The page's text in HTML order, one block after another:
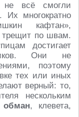
не всё смогли
Их многократно
кафтан»,
по швам.
достигает
Они не
поэтому
тех или иных
верный: то,
нескольким
обман, клевета,